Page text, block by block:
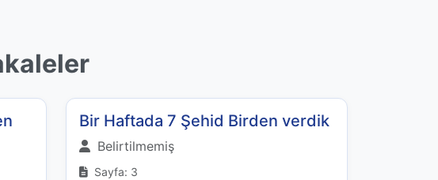
Bir Haftada 7 Şehid Birden verdik
Belirtilmemiş
Sayfa: 3